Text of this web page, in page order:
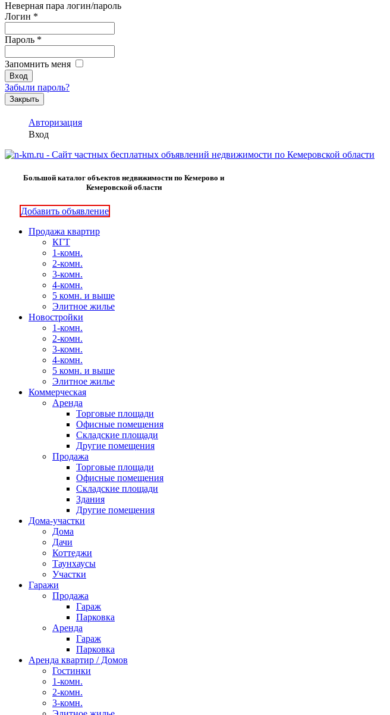
Неверная пара логин/пароль
Логин *
Пароль *
Запомнить меня
Забыли пароль?
Закрыть
Авторизация
Вход
Большой каталог объектов недвижимости по Кемерово и
Кемеровской области
Добавить объявление
Продажа квартир
КГТ
1-комн.
2-комн.
3-комн.
4-комн.
5 комн. и выше
Элитное жилье
Новостройки
1-комн.
2-комн.
3-комн.
4-комн.
5 комн. и выше
Элитное жилье
Коммерческая
Аренда
Торговые площади
Офисные помещения
Складские площади
Другие помещения
Продажа
Торговые площади
Офисные помещения
Складские площади
Здания
Другие помещения
Дома-участки
Дома
Дачи
Коттеджи
Таунхаусы
Участки
Гаражи
Продажа
Гараж
Парковка
Аренда
Гараж
Парковка
Аренда квартир / Домов
Гостинки
1-комн.
2-комн.
3-комн.